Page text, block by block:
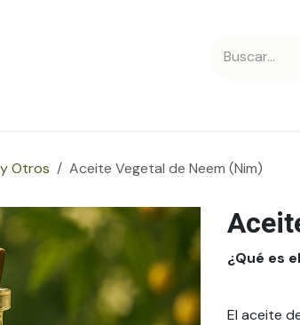
Otros Aceite Vegetal de Neem (Nim)
¿Qué es
El aceite